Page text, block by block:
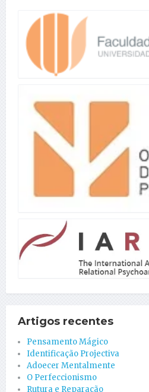
Artigos recentes
Pensamento Mágico
Identificação Projectiva
Adoecer Mentalmente
O Perfeccionismo
Rutura e Reparação